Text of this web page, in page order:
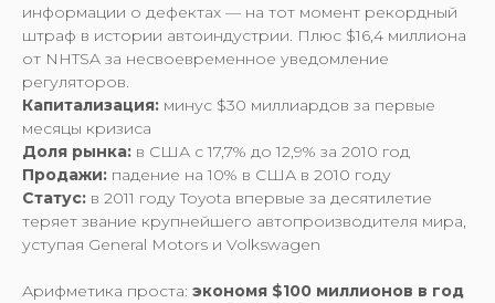
информации о дефектах — на тот момент рекордный
штраф в истории автоиндустрии. Плюс $16,4 миллиона
от NHTSA за несвоевременное уведомление
регуляторов.
Капитализация: минус $30 миллиардов за первые
месяцы кризиса
Доля рынка: в США с 17,7% до 12,9% за 2010 год
Продажи: падение на 10% в США в 2010 году
Статус: в 2011 году Toyota впервые за десятилетие
теряет звание крупнейшего автопроизводителя мира,
уступая General Motors и Volkswagen
Арифметика проста: экономя $100 миллионов в год